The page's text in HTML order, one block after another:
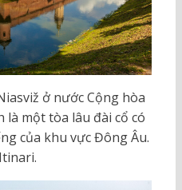
ở nước Cộng hòa
là một tòa lâu đài cổ có
của khu vực Đông Âu.